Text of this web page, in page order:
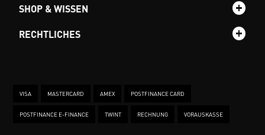
SHOP & WISSEN
RECHTLICHES
VISA MASTERCARD AMEX POSTFINANCE CARD
POSTFINANCE E-FINANCE TWINT RECHNUNG VORAUSKASSE